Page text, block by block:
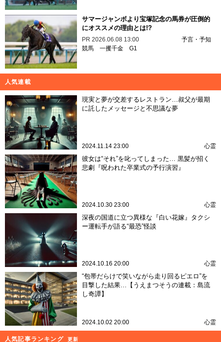
サマージャンボより宝塚記念の馬券が圧倒的
にオススメの理由とは!?
PR 2026.06.08 13:00
予言・予知
競馬 一攫千金 G1
人気連載
現実と夢が交差するレストラン…叔父が最期
に託したメッセージと不思議な夢
2024.11.14 23:00 心霊
彼女は“それ”を叱ってしまった… 黒髪が招く
悲劇『呪われた卒業式の予行演習』
2024.10.30 23:00 心霊
深夜の国道に立つ異様な『白い花嫁』タクシ
ー運転手が語る“最恐”怪談
2024.10.16 20:00 心霊
“包帯だらけで笑いながら走り回るピエロ”を
目撃した結果…【うえまつそうの連載：島流
し奇譚】
2024.10.02 20:00 心霊
人気記事ランキング 更新